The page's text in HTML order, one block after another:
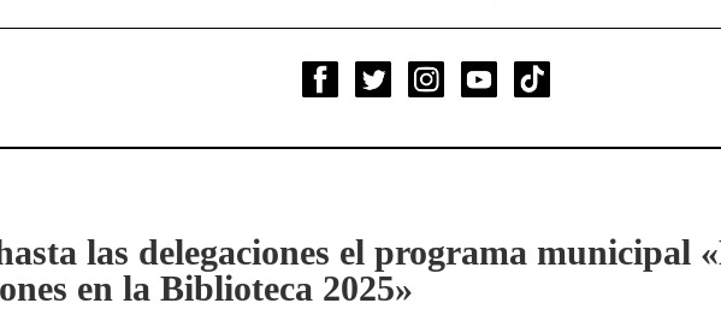
las delegaciones el programa municipal
en la Biblioteca 2025»